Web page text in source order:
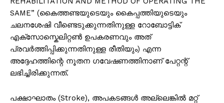
SAME” (കൈത്തണ്ടയുടെയും കൈപ്പത്തിയുടെയും
ചലനശേഷി വീണ്ടെടുക്കുന്നതിനുള്ള റോബോട്ടിക്
എക്സോസ്കെലിറ്റൺ ഉപകരണവും അത്
പ്രവർത്തിപ്പിക്കുന്നതിനുള്ള രീതിയും) എന്ന
അദ്ദേഹത്തിന്റെ നൂതന ഗവേഷണത്തിനാണ് പേറ്റന്റ്
ലഭിച്ചിരിക്കുന്നത്.
പക്ഷാഘാതം (Stroke), അപകടങ്ങൾ അല്ലെങ്കിൽ മറ്റ്